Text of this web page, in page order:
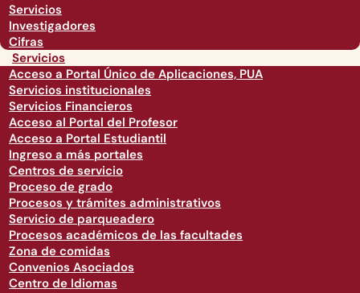
Servicios
Investigadores
Cifras
Servicios
Acceso a Portal Único de Aplicaciones, PUA
Servicios institucionales
Servicios Financieros
Acceso al Portal del Profesor
Acceso a Portal Estudiantil
Ingreso a más portales
Centros de servicio
Proceso de grado
Procesos y trámites administrativos
Servicio de parqueadero
Procesos académicos de las facultades
Zona de comidas
Convenios Asociados
Centro de Idiomas